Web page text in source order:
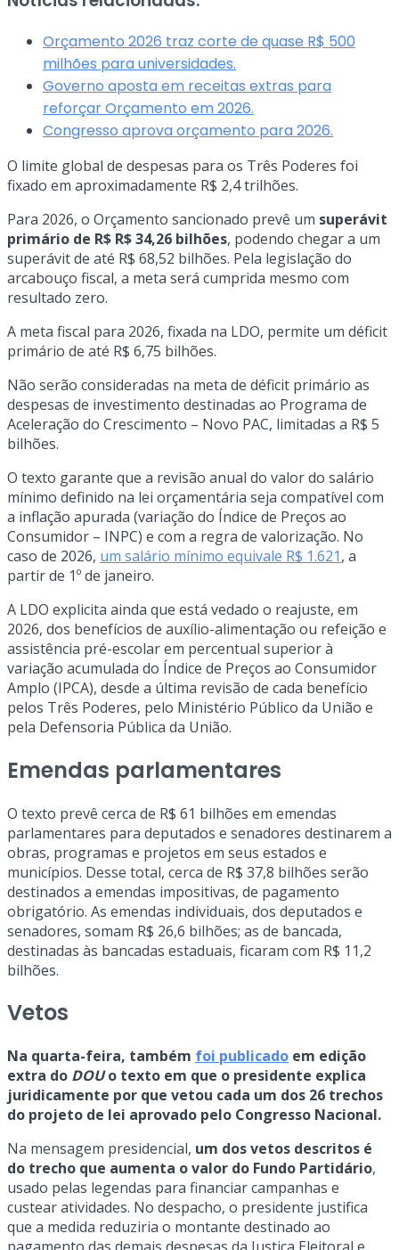
Orçamento 2026 traz corte de quase R$ 500
milhões para universidades.
Governo aposta em receitas extras para
reforçar Orçamento em 2026.
Congresso aprova orçamento para 2026.
O limite global de despesas para os Três Poderes foi
fixado em aproximadamente R$ 2,4 trilhões.
Para 2026, o Orçamento sancionado prevê um superávit
primário de R$ R$ 34,26 bilhões, podendo chegar a um
superávit de até R$ 68,52 bilhões. Pela legislação do
arcabouço fiscal, a meta será cumprida mesmo com
resultado zero.
A meta fiscal para 2026, fixada na LDO, permite um déficit
primário de até R$ 6,75 bilhões.
Não serão consideradas na meta de déficit primário as
despesas de investimento destinadas ao Programa de
Aceleração do Crescimento – Novo PAC, limitadas a R$ 5
bilhões.
O texto garante que a revisão anual do valor do salário
mínimo definido na lei orçamentária seja compatível com
a inflação apurada (variação do Índice de Preços ao
Consumidor – INPC) e com a regra de valorização. No
caso de 2026, um salário mínimo equivale R$ 1.621, a
partir de 1º de janeiro.
A LDO explicita ainda que está vedado o reajuste, em
2026, dos benefícios de auxílio-alimentação ou refeição e
assistência pré-escolar em percentual superior à
variação acumulada do Índice de Preços ao Consumidor
Amplo (IPCA), desde a última revisão de cada benefício
pelos Três Poderes, pelo Ministério Público da União e
pela Defensoria Pública da União.
Emendas parlamentares
O texto prevê cerca de R$ 61 bilhões em emendas
parlamentares para deputados e senadores destinarem a
obras, programas e projetos em seus estados e
municípios. Desse total, cerca de R$ 37,8 bilhões serão
destinados a emendas impositivas, de pagamento
obrigatório. As emendas individuais, dos deputados e
senadores, somam R$ 26,6 bilhões; as de bancada,
destinadas às bancadas estaduais, ficaram com R$ 11,2
bilhões.
Vetos
Na quarta-feira, também foi publicado em edição
extra do DOUo texto em que o presidente explica
juridicamente por que vetou cada um dos 26 trechos
do projeto de lei aprovado pelo Congresso Nacional.
Na mensagem presidencial, um dos vetos descritos é
do trecho que aumenta o valor do Fundo Partidário,
usado pelas legendas para financiar campanhas e
custear atividades. No despacho, o presidente justifica
que a medida reduziria o montante destinado ao